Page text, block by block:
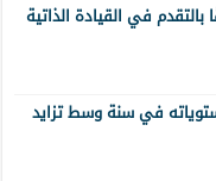
في القيادة الذاتية
في سنة وسط تزايد